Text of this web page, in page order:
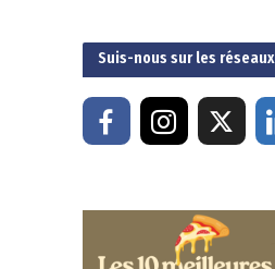
Suis-nous sur les réseaux